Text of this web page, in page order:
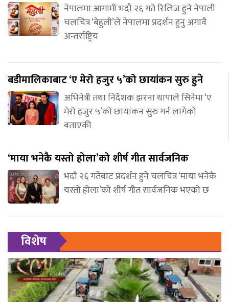
नेपालमा आगामी भदौ २६ गते रिलिज हुने नेपाली
चलचित्र ‘बेहुली’ले नेपालमा प्रदर्शन हुनु अगावै
अन्तर्राष्ट्रिय
बडीमालिकाबाट ‘ए मेरो हजुर ५’को छायांकन सुरु हुने
अभिनेत्री तथा निर्देशक झरना थापाले सिनेमा ‘ए
मेरो हजुर ५’को छायांकन सुरु गर्न लागेको
बताएकी
‘माया भनेकै यस्तो होला’को शीर्ष गीत सार्वजनिक
भदौ २६ गतेबाट प्रदर्शन हुने चलचित्र ‘माया भनेकै
यस्तो होला’को शीर्ष गीत सार्वजनिक भएको छ
विशेष